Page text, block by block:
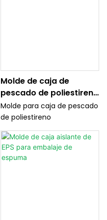
Molde de caja de
pescado de poliestireno
EPS
Molde para caja de pescado
de poliestireno